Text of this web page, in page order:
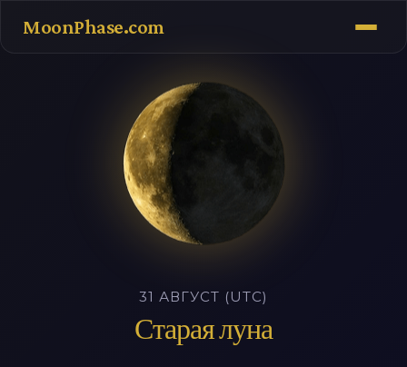
MoonPhase.com
31 АВГУСТ (UTC)
Старая луна